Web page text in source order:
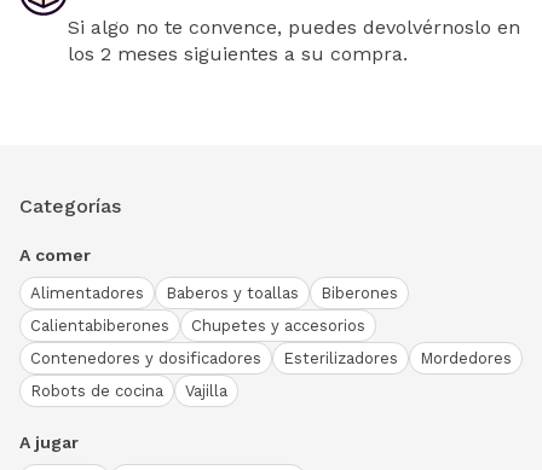
Si algo no te convence, puedes devolvérnoslo en
los 2 meses siguientes a su compra.
Categorías
A comer
Alimentadores Baberos y toallas
Biberones
Calientabiberones
Chupetes y accesorios
Contenedores y dosificadores
Esterilizadores
Mordedores
Robots de cocina
Vajilla
A jugar